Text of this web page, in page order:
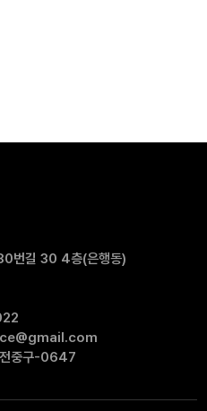
번길 30 4층(은행동)
중구-0647